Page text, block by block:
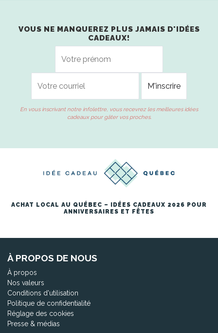
VOUS NE MANQUEREZ PLUS JAMAIS D'IDÉES
CADEAUX!
En vous inscrivant notre infolettre, vous recevrez les meilleures idées
cadeaux pour gâter vos proches.
ACHAT LOCAL AU QUÉBEC – IDÉES CADEAUX 2026 POUR
ANNIVERSAIRES ET FÊTES
À PROPOS DE NOUS
À propos
Nos valeurs
Conditions d'utilisation
Politique de confidentialité
Réglage des cookies
Presse & médias